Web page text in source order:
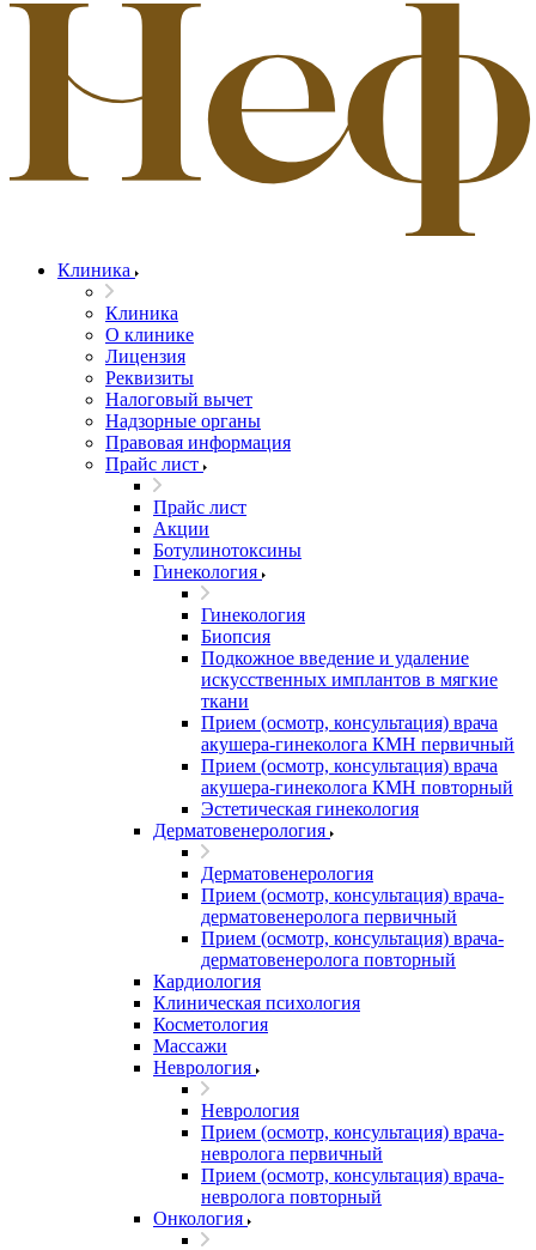
Клиника
Клиника
О клинике
Лицензия
Реквизиты
Налоговый вычет
Надзорные органы
Правовая информация
Прайс лист
Прайс лист
Акции
Ботулинотоксины
Гинекология
Гинекология
Биопсия
Подкожное введение и удаление
искусственных имплантов в мягкие
ткани
Прием (осмотр, консультация) врача
акушера-гинеколога КМН первичный
Прием (осмотр, консультация) врача
акушера-гинеколога КМН повторный
Эстетическая гинекология
Дерматовенерология
Дерматовенерология
Прием (осмотр, консультация) врача-
дерматовенеролога первичный
Прием (осмотр, консультация) врача-
дерматовенеролога повторный
Кардиология
Клиническая психология
Косметология
Массажи
Неврология
Неврология
Прием (осмотр, консультация) врача-
невролога первичный
Прием (осмотр, консультация) врача-
невролога повторный
Онкология